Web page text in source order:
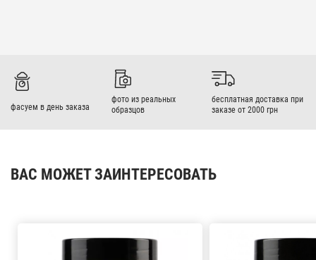
фасуем в день заказа
фото из реальных
образцов
бесплатная доставка при
заказе от 2000 грн
ВАС МОЖЕТ ЗАИНТЕРЕСОВАТЬ